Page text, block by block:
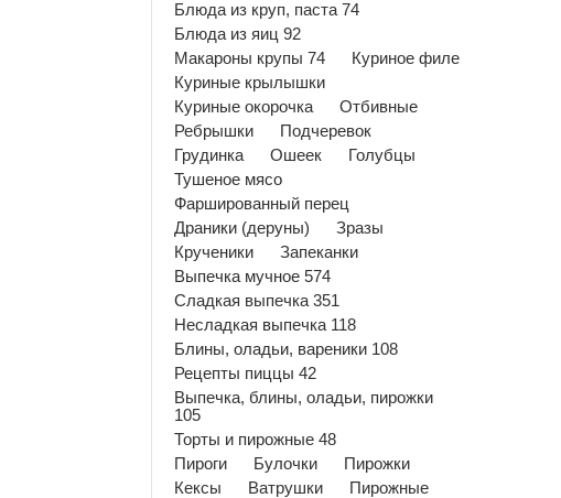
Блюда из круп, паста 74
Блюда из яиц 92
Макароны крупы 74
Куриное филе
Куриные крылышки
Куриные окорочка
Отбивные
Ребрышки
Подчеревок
Грудинка
Ошеек
Голубцы
Тушеное мясо
Фаршированный перец
Драники (деруны)
Зразы
Крученики
Запеканки
Выпечка мучное 574
Сладкая выпечка 351
Несладкая выпечка 118
Блины, оладьи, вареники 108
Рецепты пиццы 42
Выпечка, блины, оладьи, пирожки
105
Торты и пирожные 48
Пироги
Булочки
Пирожки
Кексы
Ватрушки
Пирожные